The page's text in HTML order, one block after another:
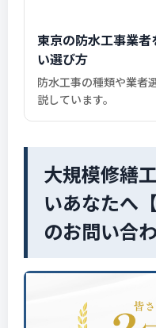
東京の防水工事業
い選び方
防水工事の種類や業者
説しています。
大規模修繕
いあなたへ
のお問い合わ